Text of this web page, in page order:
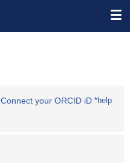
Connect your ORCID iD *help